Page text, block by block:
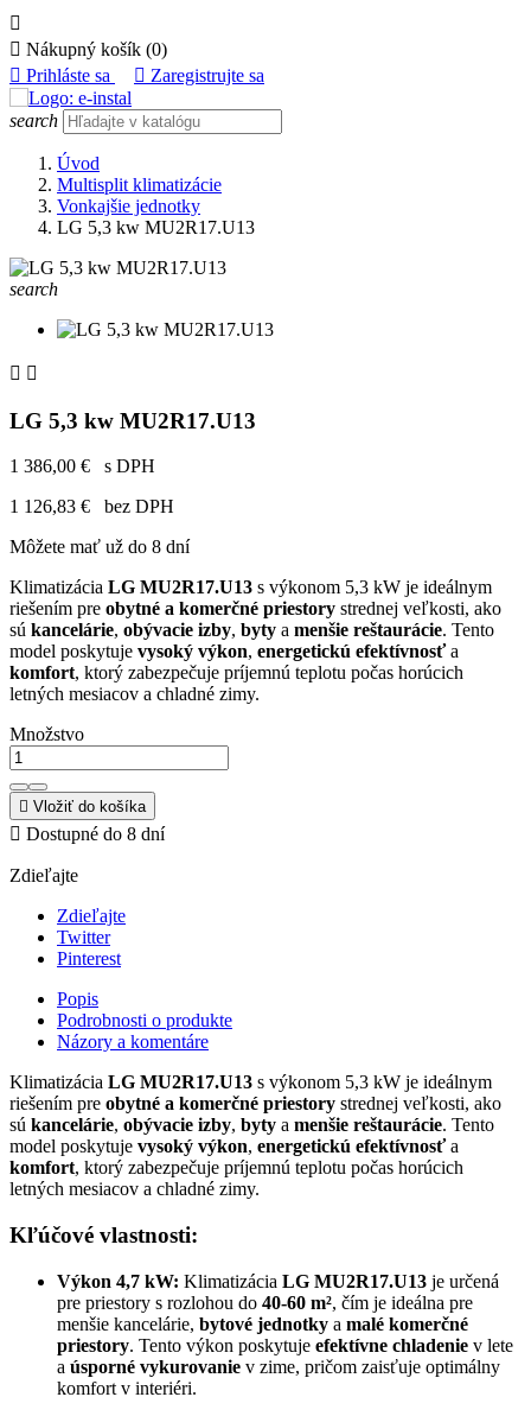

 Nákupný košík (0)
 Prihláste sa  Zaregistrujte sa
search
Úvod
Multisplit klimatizácie
Vonkajšie jednotky
LG 5,3 kw MU2R17.U13
search
 
LG 5,3 kw MU2R17.U13
1 386,00 €
s DPH
1 126,83 €
bez DPH
Môžete mať už do 8 dní
Klimatizácia LG MU2R17.U13 s výkonom 5,3 kW je ideálnym
riešením pre obytné a komerčné priestory strednej veľkosti, ako
sú kancelárie, obývacie izby, byty a menšie reštaurácie. Tento
model poskytuje vysoký výkon, energetickú efektívnosťa
komfort, ktorý zabezpečuje príjemnú teplotu počas horúcich
letných mesiacov a chladné zimy.
Množstvo
 Vložiť do košíka
 Dostupné do 8 dní
Zdieľajte
Zdieľajte
Twitter
Pinterest
Popis
Podrobnosti o produkte
Názory a komentáre
Klimatizácia LG MU2R17.U13 s výkonom 5,3 kW je ideálnym
riešením pre obytné a komerčné priestory strednej veľkosti, ako
sú kancelárie, obývacie izby, byty a menšie reštaurácie. Tento
model poskytuje vysoký výkon, energetickú efektívnosťa
komfort, ktorý zabezpečuje príjemnú teplotu počas horúcich
letných mesiacov a chladné zimy.
Kľúčové vlastnosti:
Výkon 4,7 kW: Klimatizácia LG MU2R17.U13 je určená
pre priestory s rozlohou do 40-60 m², čím je ideálna pre
menšie kancelárie, bytové jednotky a malé komerčné
priestory. Tento výkon poskytuje efektívne chladenie v lete
a úsporné vykurovanie v zime, pričom zaisťuje optimálny
komfort v interiéri.